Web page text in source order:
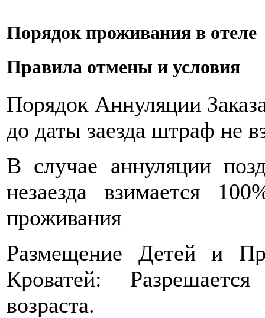
Порядок проживания в отеле
Правила отмены и условия
Порядок Аннуляции
до даты заезда штраф не
В случае аннуляции
незаезда взимается
проживания
Размещение Детей и
Кроватей:
возраста.